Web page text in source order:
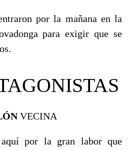
por la mañana en la
para exigir que se
VECINA
aquí por la gran labor que